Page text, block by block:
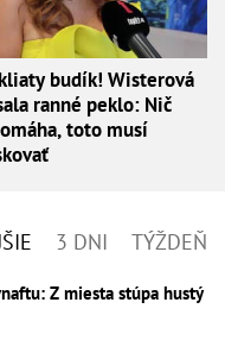
budík! Wisterová
ranné peklo: Nič
toto musí
3 DNI TÝŽDEŇ
Z miesta stúpa hustý